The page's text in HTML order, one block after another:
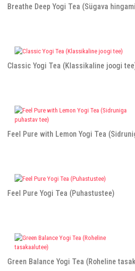
Breathe Deep Yogi Tea (Sügava
Classic Yogi Tea (Klassikaline joogi
Feel Pure with Lemon Yogi Tea
Feel Pure Yogi Tea (Puhastustee)
Green Balance Yogi Tea (Roheline